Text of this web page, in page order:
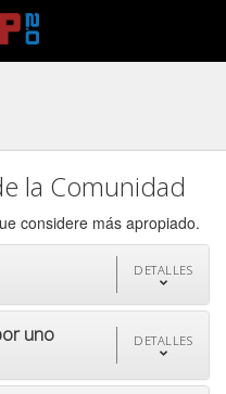
la Comunidad
considere más apropiado.
DETALLES
uno DETALLES